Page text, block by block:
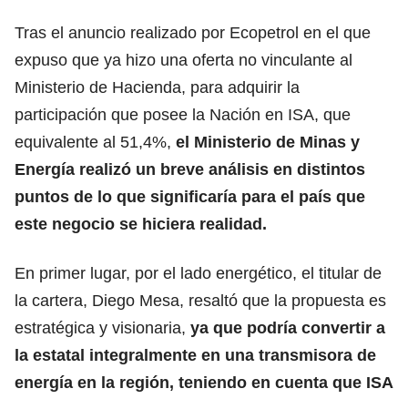
Tras el anuncio realizado por Ecopetrol en el que
expuso que ya hizo una oferta no vinculante al
Ministerio de Hacienda, para adquirir la
participación que posee la Nación en ISA, que
equivalente al 51,4%, el Ministerio de Minas y
Energía realizó un breve análisis en distintos
puntos de lo que significaría para el país que
este negocio se hiciera realidad.
En primer lugar, por el lado energético, el titular de
la cartera, Diego Mesa, resaltó que la propuesta es
estratégica y visionaria, ya que podría convertir a
la estatal integralmente en una transmisora de
energía en la región, teniendo en cuenta que ISA